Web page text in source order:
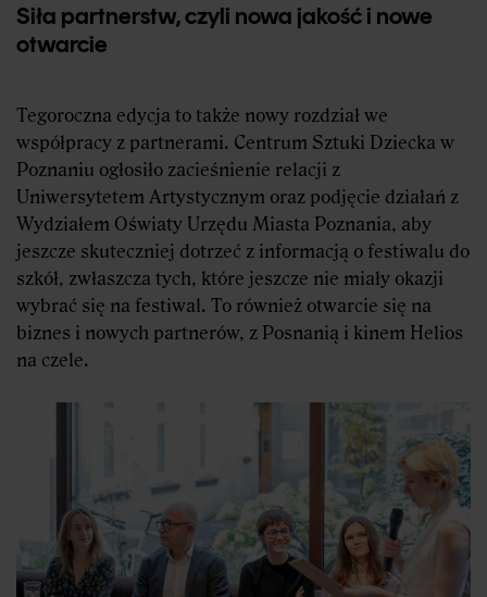
Siła partnerstw, czyli nowa jakość i nowe
otwarcie
Tegoroczna edycja to także nowy rozdział we
współpracy z partnerami. Centrum Sztuki Dziecka w
Poznaniu ogłosiło zacieśnienie relacji z
Uniwersytetem Artystycznym oraz podjęcie działań z
Wydziałem Oświaty Urzędu Miasta Poznania, aby
jeszcze skuteczniej dotrzeć z informacją o festiwalu do
szkół, zwłaszcza tych, które jeszcze nie miały okazji
wybrać się na festiwal. To również otwarcie się na
biznes i nowych partnerów, z Posnanią i kinem Helios
na czele.